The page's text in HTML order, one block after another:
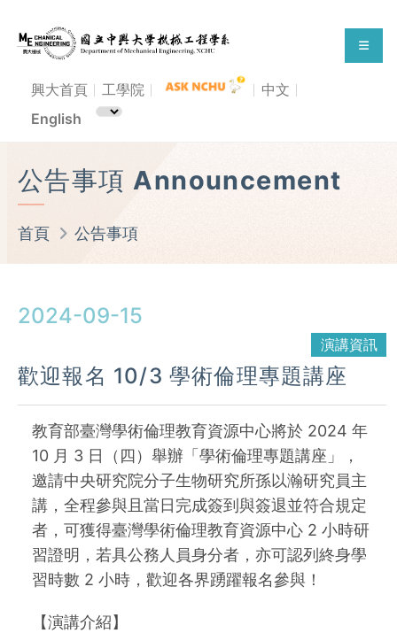
興大首頁 工學院
中文
English
公告事項 Announcement
首頁 公告事項
2024-09-15
演講資訊
歡迎報名 10/3 學術倫理專題講座
教育部臺灣學術倫理教育資源中心將於 2024 年
10 月 3 日（四）舉辦「學術倫理專題講座」，
邀請中央研究院分子生物研究所孫以瀚研究員主
講，全程參與且當日完成簽到與簽退並符合規定
者，可獲得臺灣學術倫理教育資源中心 2 小時研
習證明，若具公務人員身分者，亦可認列終身學
習時數 2 小時，歡迎各界踴躍報名參與！
【演講介紹】